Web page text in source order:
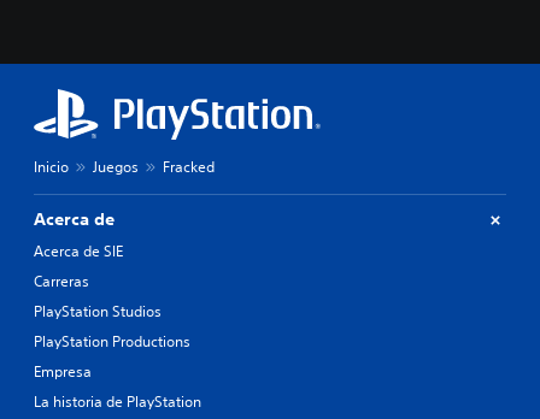
Inicio Juegos Fracked
Acerca de
Acerca de SIE
Carreras
PlayStation Studios
PlayStation Productions
Empresa
La historia de PlayStation